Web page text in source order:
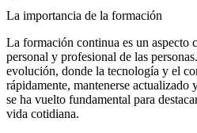
La importancia de la formación
La formación continua es un aspecto
personal y profesional de las
evolución, donde la tecnología y el
rápidamente, mantenerse
se ha vuelto fundamental para
vida cotidiana.